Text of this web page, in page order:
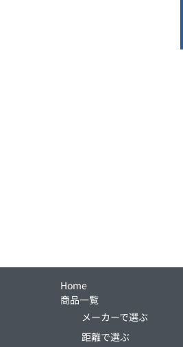
Home
商品一覧
メーカーで選ぶ
距離で選ぶ